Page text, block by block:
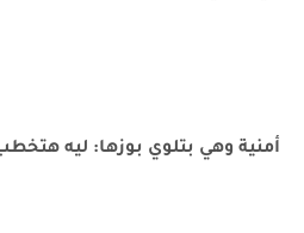
أمنية وهي بتلوي بوزها: ليه